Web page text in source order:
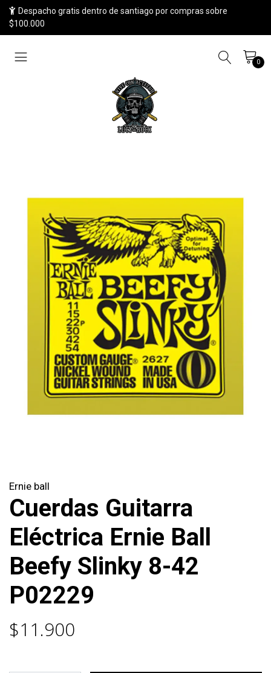
Despacho gratis dentro de santiago por compras sobre
$100.000
0
Ernie ball
Cuerdas Guitarra
Eléctrica Ernie Ball
Beefy Slinky 8-42
P02229
$11.900